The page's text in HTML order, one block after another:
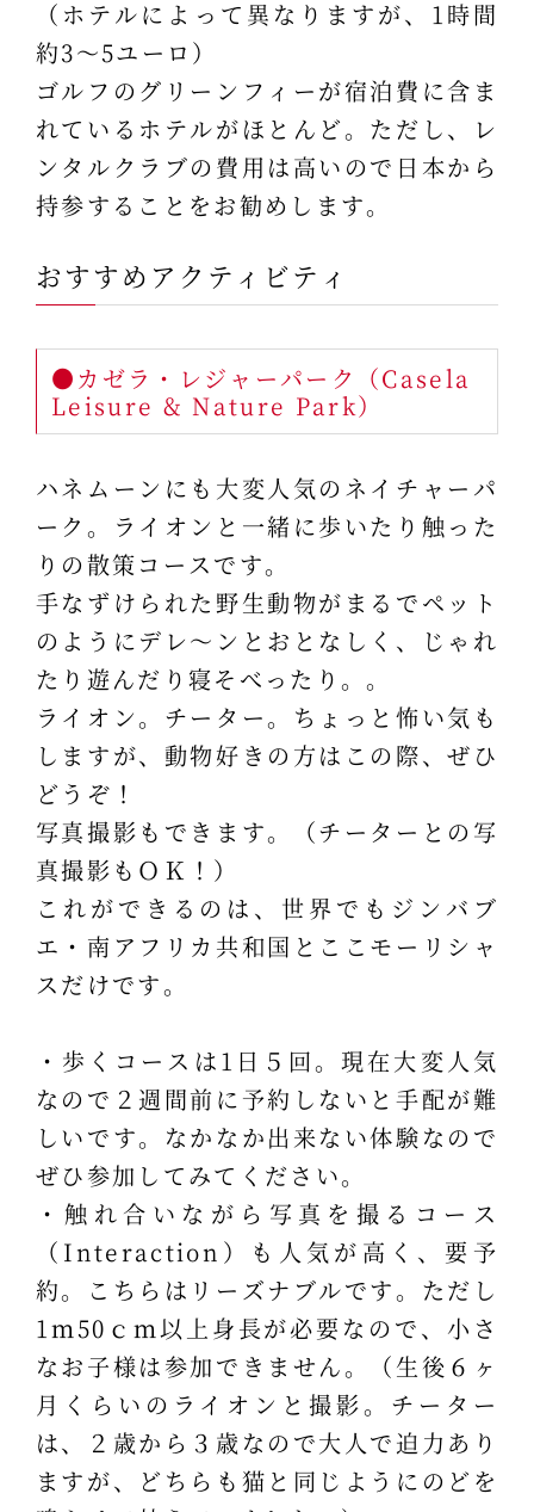
（ホテルによって異なりますが、1時間
約3～5ユーロ）
ゴルフのグリーンフィーが宿泊費に含ま
れているホテルがほとんど。ただし、レ
ンタルクラブの費用は高いので日本から
持参することをお勧めします。
おすすめアクティビティ
●カゼラ・レジャーパーク（Casela
Leisure & Nature Park）
ハネムーンにも大変人気のネイチャーパ
ーク。ライオンと一緒に歩いたり触った
りの散策コースです。
手なずけられた野生動物がまるでペット
のようにデレ～ンとおとなしく、じゃれ
たり遊んだり寝そべったり。。
ライオン。チーター。ちょっと怖い気も
しますが、動物好きの方はこの際、ぜひ
どうぞ！
写真撮影もできます。（チーターとの写
真撮影もＯＫ！）
これができるのは、世界でもジンバブ
エ・南アフリカ共和国とここモーリシャ
スだけです。
・歩くコースは1日５回。現在大変人気
なので２週間前に予約しないと手配が難
しいです。なかなか出来ない体験なので
ぜひ参加してみてください。
・触れ合いながら写真を撮るコース
（Interaction）も人気が高く、要予
約。こちらはリーズナブルです。ただし
1ｍ50ｃｍ以上身長が必要なので、小さ
なお子様は参加できません。（生後６ヶ
月くらいのライオンと撮影。チーター
は、２歳から３歳なので大人で迫力あり
ますが、どちらも猫と同じようにのどを